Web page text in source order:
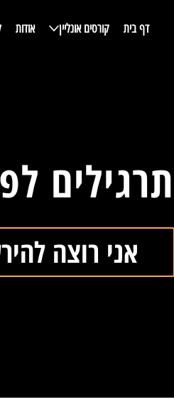
דף בית קורסים אונליין אודות
תרגילים
אני רוצה